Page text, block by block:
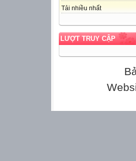
Tải nhiều nhất
LƯỢT TRUY CẬP